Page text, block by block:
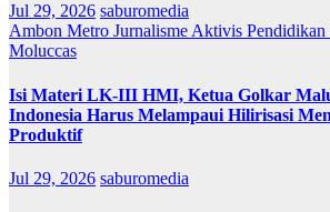
Jul 29, 2026 saburomedia
Ambon Metro Jurnalisme Aktivis
Moluccas
Isi Materi LK-III HMI, Ketua Golkar
Indonesia Harus Melampaui Hilirisasi
Produktif
Jul 29, 2026 saburomedia